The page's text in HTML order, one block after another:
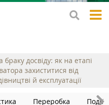
браку досвіду: як на етапі
захиститися від
й експлуатації
Переробка Події